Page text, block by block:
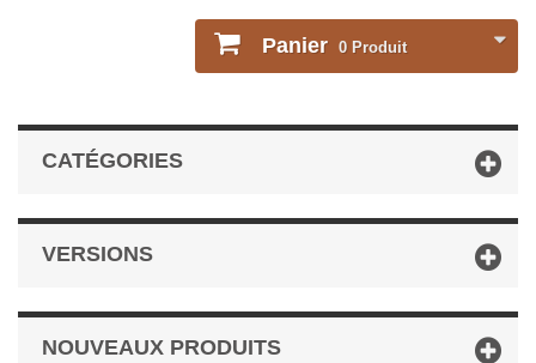
Panier 0 Produit
CATÉGORIES
VERSIONS
NOUVEAUX PRODUITS